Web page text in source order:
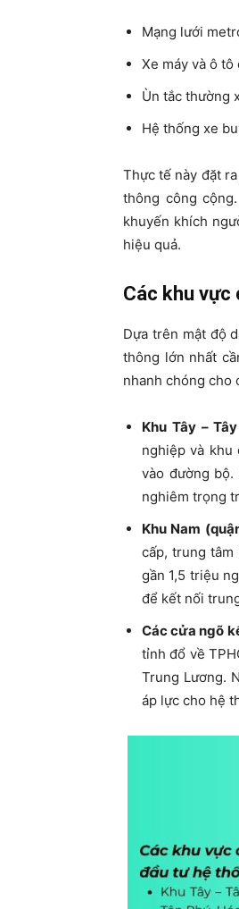
Mạng lưới
Xe máy và ô
Ùn tắc thường
Hệ thống xe
Thực tế này đặt
thông công
khuyến khích
hiệu quả.
Các khu
Dựa trên mật độ
thông lớn nhất
nhanh chóng cho
Khu Tây –
nghiệp và
vào đường bộ.
nghiêm trọng
Khu Nam
cấp, trung
gần 1,5 triệu
để kết nối
Các cửa ngõ
tỉnh đổ về
Trung Lương.
áp lực cho hệ